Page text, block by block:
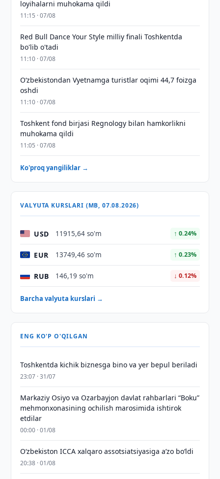
loyihalarni muhokama qildi
11:15 · 07/08
Red Bull Dance Your Style milliy finali Toshkentda
bo'lib o'tadi
11:10 · 07/08
O‘zbekistondan Vyetnamga turistlar oqimi 44,7 foizga
oshdi
11:10 · 07/08
Toshkent fond birjasi Regnology bilan hamkorlikni
muhokama qildi
11:05 · 07/08
Ko'proq yangiliklar →
VALYUTA KURSLARI (MB, 07.08.2026)
USD 11915,64 so'm ↑ 0.24%
EUR 13749,46 so'm ↑ 0.23%
RUB 146,19 so'm ↓ 0.12%
Barcha valyuta kurslari →
ENG KO'P O'QILGAN
Toshkentda kichik biznesga bino va yer bepul beriladi
23:07 · 31/07
Markaziy Osiyo va Ozarbayjon davlat rahbarlari “Boku”
mehmonxonasining ochilish marosimida ishtirok
etdilar
00:00 · 01/08
O‘zbekiston ICCA xalqaro assotsiatsiyasiga aʼzo bo‘ldi
20:38 · 01/08